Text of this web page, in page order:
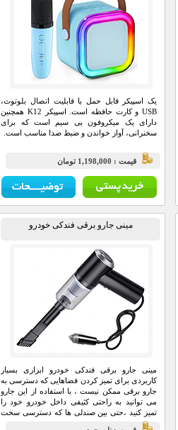
یک اسپیکر قابل حمل با قابلیت اتصال بلوتوث،
USB و کارت حافظه است. اسپیکر K12 همچنین
دارای یک میکروفون بی سیم است که برای
سخنرانی، آواز خواندن و ضبط صدا مناسب است.
قيمت : 1,198,000 تومان
مینی جارو برقی فندکی خودرو
مینی جارو برقی فندکی خودرو ابزاری بسیار
کاربردی برای تمیز کردن فضاهایی که دسترسی به
جارو برقی ممکن نیست ، با استفاده از این جارو
می توانید به راحتی کثیفی داخل خودرو خود را
تمیز کنید ،حتی بین صندلی ها که دسترسی سخت
هست با استفاده از سری باریکی که به همراه